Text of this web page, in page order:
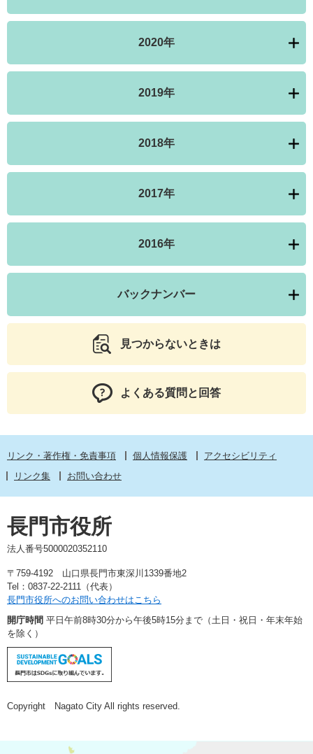
2020年
2019年
2018年
2017年
2016年
バックナンバー
見つからないときは
よくある質問と回答
リンク・著作権・免責事項 個人情報保護
アクセシビリティ
リンク集
お問い合わせ
長門市役所
法人番号5000020352110
〒759-4192 山口県長門市東深川1339番地2
Tel：0837-22-2111（代表）
長門市役所へのお問い合わせはこちら
開庁時間 平日午前8時30分から午後5時15分まで（土日・祝日・年末年始
を除く）
Copyright Nagato City All rights reserved.